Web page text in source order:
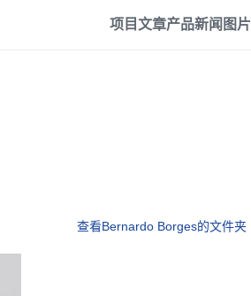
项目文章产品新闻 图片
查看Bernardo Borges的文件夹